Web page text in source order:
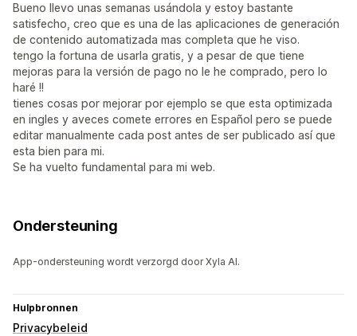
Bueno llevo unas semanas usándola y estoy bastante
satisfecho, creo que es una de las aplicaciones de generación
de contenido automatizada mas completa que he viso.
tengo la fortuna de usarla gratis, y a pesar de que tiene
mejoras para la versión de pago no le he comprado, pero lo
haré !!
tienes cosas por mejorar por ejemplo se que esta optimizada
en ingles y aveces comete errores en Español pero se puede
editar manualmente cada post antes de ser publicado así que
esta bien para mi.
Se ha vuelto fundamental para mi web.
Ondersteuning
App-ondersteuning wordt verzorgd door Xyla AI.
Hulpbronnen
Privacybeleid